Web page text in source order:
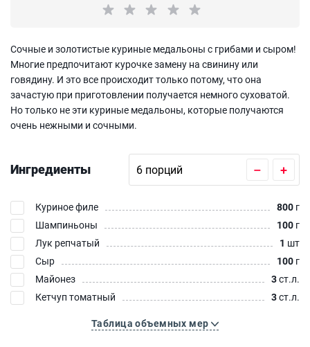
Сочные и золотистые куриные медальоны с грибами и сыром!
Многие предпочитают курочке замену на свинину или
говядину. И это все происходит только потому, что она
зачастую при приготовлении получается немного суховатой.
Но только не эти куриные медальоны, которые получаются
очень нежными и сочными.
Ингредиенты – +
Куриное филе 800 г
Шампиньоны
100 г
Лук репчатый
1 шт
Сыр
100 г
Майонез
3ст.л.
Кетчуп томатный
3ст.л.
Таблица объемных мер